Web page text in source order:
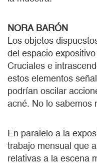
NORA BARÓN
Los objetos
del espacio
Cruciales e
estos elementos
podrían oscilar
acné. No lo sabemos
En paralelo a la
trabajo mensual que
relativas a la escena